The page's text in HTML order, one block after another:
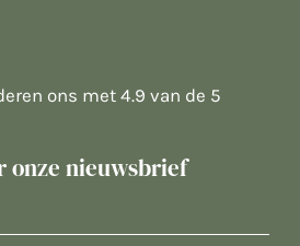
ons met 4.9 van de 5
onze nieuwsbrief